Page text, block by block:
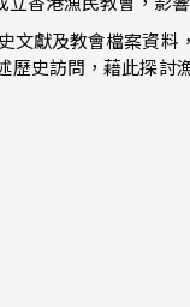
文獻及教會檔案資
史訪問，藉此探